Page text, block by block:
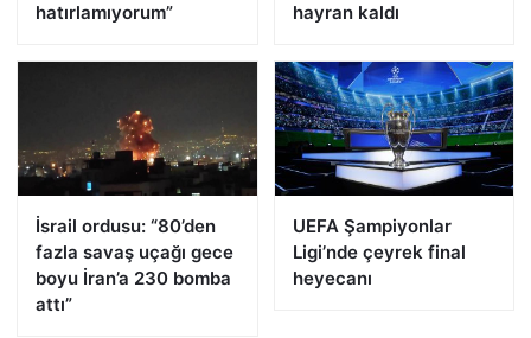
hatırlamıyorum”
hayran kaldı
İsrail ordusu: “80’den
fazla savaş uçağı gece
boyu İran’a 230 bomba
attı”
UEFA Şampiyonlar
Ligi’nde çeyrek final
heyecanı